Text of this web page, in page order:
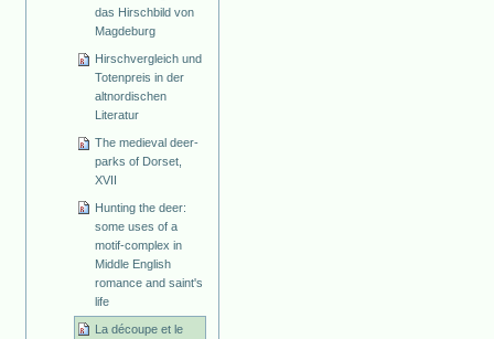
das Hirschbild von
Magdeburg
Hirschvergleich und
Totenpreis in der
altnordischen
Literatur
The medieval deer-
parks of Dorset,
XVII
Hunting the deer:
some uses of a
motif-complex in
Middle English
romance and saint's
life
La découpe et le